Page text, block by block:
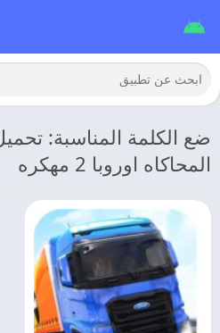
ضع الكلمة المناسبة:
المحاكاه اوروبا 2 مهكره